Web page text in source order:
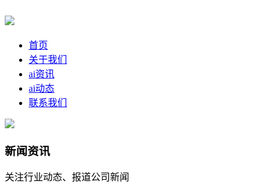
首页
关于我们
ai资讯
ai动态
联系我们
新闻资讯
关注行业动态、报道公司新闻